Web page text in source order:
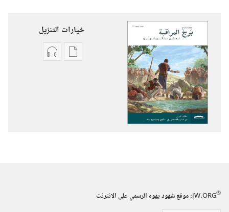
خيارات التنزيل
خياراتخيارات
JW.ORG®
:‏ موقع شهود يهوه الرسمي على الانترنت